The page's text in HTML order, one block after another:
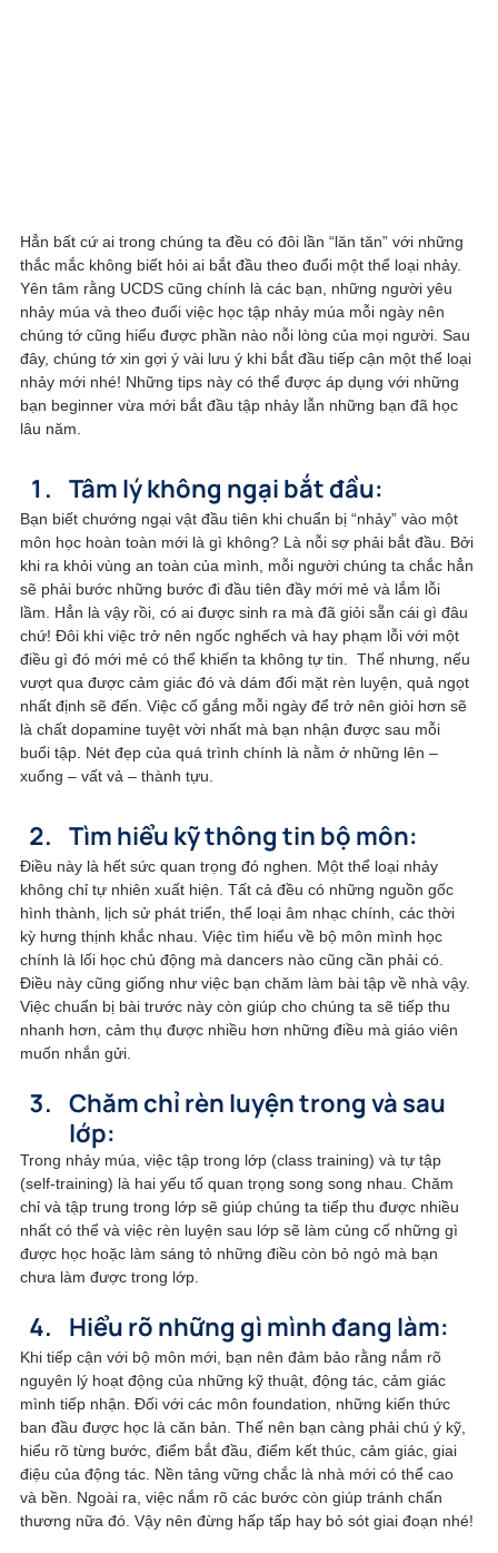
Hẳn bất cứ ai trong chúng ta đều có đôi lần “lăn tăn” với những
thắc mắc không biết hỏi ai bắt đầu theo đuổi một thể loại nhảy.
Yên tâm rằng UCDS cũng chính là các bạn, những người yêu
nhảy múa và theo đuổi việc học tập nhảy múa mỗi ngày nên
chúng tớ cũng hiểu được phần nào nỗi lòng của mọi người. Sau
đây, chúng tớ xin gợi ý vài lưu ý khi bắt đầu tiếp cận một thể loại
nhảy mới nhé! Những tips này có thể được áp dụng với những
bạn beginner vừa mới bắt đầu tập nhảy lẫn những bạn đã học
lâu năm.
Tâm lý không ngại bắt đầu:
Bạn biết chướng ngại vật đầu tiên khi chuẩn bị “nhảy” vào một
môn học hoàn toàn mới là gì không? Là nỗi sợ phải bắt đầu. Bởi
khi ra khỏi vùng an toàn của mình, mỗi người chúng ta chắc hẳn
sẽ phải bước những bước đi đầu tiên đầy mới mẻ và lắm lỗi
lầm. Hẳn là vậy rồi, có ai được sinh ra mà đã giỏi sẵn cái gì đâu
chứ! Đôi khi việc trở nên ngốc nghếch và hay phạm lỗi với một
điều gì đó mới mẻ có thể khiến ta không tự tin.  Thế nhưng, nếu
vượt qua được cảm giác đó và dám đối mặt rèn luyện, quả ngọt
nhất định sẽ đến. Việc cố gắng mỗi ngày để trở nên giỏi hơn sẽ
là chất dopamine tuyệt vời nhất mà bạn nhận được sau mỗi
buổi tập. Nét đẹp của quá trình chính là nằm ở những lên –
xuống – vất vả – thành tựu.
Tìm hiểu kỹ thông tin bộ môn:
Điều này là hết sức quan trọng đó nghen. Một thể loại nhảy
không chỉ tự nhiên xuất hiện. Tất cả đều có những nguồn gốc
hình thành, lịch sử phát triển, thể loại âm nhạc chính, các thời
kỳ hưng thịnh khắc nhau. Việc tìm hiểu về bộ môn mình học
chính là lối học chủ động mà dancers nào cũng cần phải có.
Điều này cũng giống như việc bạn chăm làm bài tập về nhà vậy.
Việc chuẩn bị bài trước này còn giúp cho chúng ta sẽ tiếp thu
nhanh hơn, cảm thụ được nhiều hơn những điều mà giáo viên
muốn nhắn gửi.
Chăm chỉ rèn luyện trong và sau
lớp:
Trong nhảy múa, việc tập trong lớp (class training) và tự tập
(self-training) là hai yếu tố quan trọng song song nhau. Chăm
chỉ và tập trung trong lớp sẽ giúp chúng ta tiếp thu được nhiều
nhất có thể và việc rèn luyện sau lớp sẽ làm củng cố những gì
được học hoặc làm sáng tỏ những điều còn bỏ ngỏ mà bạn
chưa làm được trong lớp.
Hiểu rõ những gì mình đang làm:
Khi tiếp cận với bộ môn mới, bạn nên đảm bảo rằng nắm rõ
nguyên lý hoạt động của những kỹ thuật, động tác, cảm giác
mình tiếp nhận. Đối với các môn foundation, những kiến thức
ban đầu được học là căn bản. Thế nên bạn càng phải chú ý kỹ,
hiểu rõ từng bước, điểm bắt đầu, điểm kết thúc, cảm giác, giai
điệu của động tác. Nền tảng vững chắc là nhà mới có thể cao
và bền. Ngoài ra, việc nắm rõ các bước còn giúp tránh chấn
thương nữa đó. Vậy nên đừng hấp tấp hay bỏ sót giai đoạn nhé!